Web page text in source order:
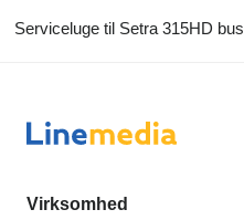
Serviceluge til Setra 315HD bus
Virksomhed